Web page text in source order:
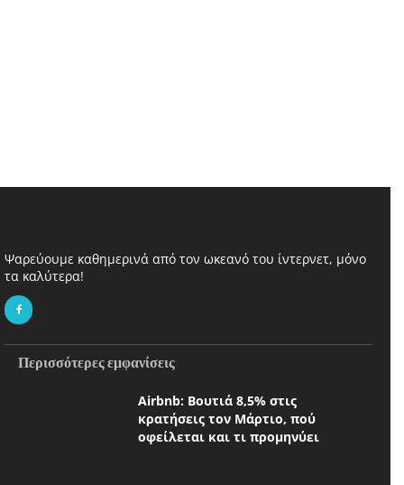
Ψαρεύουμε καθημερινά από τον ωκεανό του ίντερνετ, μόνο
τα καλύτερα!
Περισσότερες εμφανίσεις
Airbnb: Βουτιά 8,5% στις
κρατήσεις τον Μάρτιο, πού
οφείλεται και τι προμηνύει